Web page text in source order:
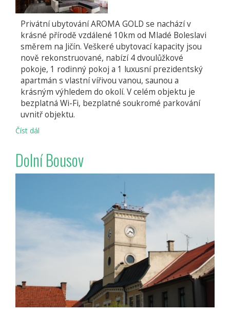
Privátní ubytování AROMA GOLD se nachází v
krásné přírodě vzdálené 10km od Mladé Boleslavi
směrem na Jičín. Veškeré ubytovací kapacity jsou
nově rekonstruované, nabízí 4 dvoulůžkové
pokoje, 1 rodinný pokoj a 1 luxusní prezidentský
apartmán s vlastní vířivou vanou, saunou a
krásným výhledem do okolí. V celém objektu je
bezplatná Wi-Fi, bezplatné soukromé parkování
uvnitř objektu.
Číst dál
Dolní Bousov